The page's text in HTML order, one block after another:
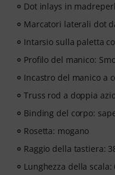
Dot inlays in
Marcatori laterali dot
Intarsio sulla paletta
Profilo del manico:
Incastro del manico a
Truss rod a doppia
Binding del corpo:
Rosetta: mogano
Raggio della tastiera:
Lunghezza della scala: